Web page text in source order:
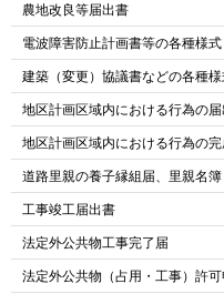
農地改良等届出書
電波障害防止計画書等の各種様式
建築（変更）協議書などの各種
地区計画区域内における行為の
地区計画区域内における行為の
道路里親の養子縁組届、里親名簿
工事竣工届出書
法定外公共物工事完了届
法定外公共物（占用・工事）許